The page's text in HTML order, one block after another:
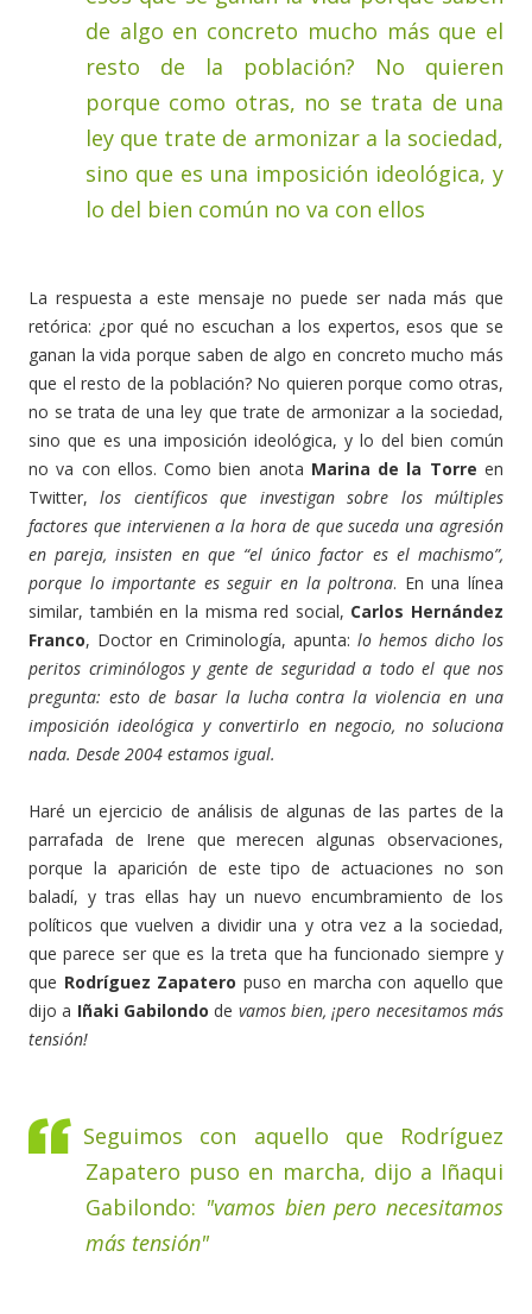
de algo en concreto mucho más que el
resto de la población? No quieren
porque como otras, no se trata de una
ley que trate de armonizar a la sociedad,
sino que es una imposición ideológica, y
lo del bien común no va con ellos
La respuesta a este mensaje no puede ser nada más que
retórica: ¿por qué no escuchan a los expertos, esos que se
ganan la vida porque saben de algo en concreto mucho más
que el resto de la población? No quieren porque como otras,
no se trata de una ley que trate de armonizar a la sociedad,
sino que es una imposición ideológica, y lo del bien común
no va con ellos. Como bien anota Marina de la Torre en
Twitter,los científicos que investigan sobre los múltiples
factores que intervienen a la hora de que suceda una agresión
en pareja, insisten en que “el único factor es el machismo”,
porque lo importante es seguir en la poltrona. En una línea
similar, también en la misma red social, Carlos Hernández
Franco, Doctor en Criminología, apunta: lo hemos dicho los
peritos criminólogos y gente de seguridad a todo el que nos
pregunta: esto de basar la lucha contra la violencia en una
imposición ideológica y convertirlo en negocio, no soluciona
nada. Desde 2004 estamos igual.
Haré un ejercicio de análisis de algunas de las partes de la
parrafada de Irene que merecen algunas observaciones,
porque la aparición de este tipo de actuaciones no son
baladí, y tras ellas hay un nuevo encumbramiento de los
políticos que vuelven a dividir una y otra vez a la sociedad,
que parece ser que es la treta que ha funcionado siempre y
que Rodríguez Zapatero puso en marcha con aquello que
dijo a Iñaki Gabilondo de vamos bien, ¡pero necesitamos más
tensión!
Seguimos con aquello que Rodríguez
Zapatero puso en marcha, dijo a Iñaqui
Gabilondo: "vamos bien pero necesitamos
más tensión"